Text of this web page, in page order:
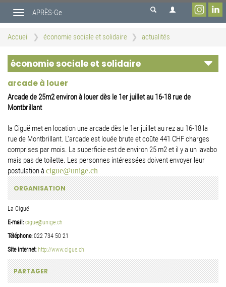
contenu
Toggle
navigation
APRÈS-Ge
Accueil économie sociale et solidaire actualités
économie sociale et solidaire
arcade à louer
Arcade de 25m2 environ à louer dès le 1er juillet au 16-18 rue de
Montbrillant
la Ciguë met en location une arcade dès le 1er juillet au rez au 16-18 la
rue de Montbrillant. L'arcade est louée brute et coûte 441 CHF charges
comprises par mois. La superficie est de environ 25 m2 et il y a un lavabo
mais pas de toilette. Les personnes intéressées doivent envoyer leur
postulation à cigue@unige.ch
ORGANISATION
La Ciguë
E-mail:cigue@unige.ch
Téléphone:022 734 50 21
Site internet: http://www.cigue.ch
PARTAGER